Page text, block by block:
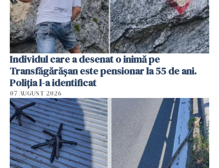
Individul care a desenat o inimă pe
Transfăgărășan este pensionar la 55 de ani.
Poliția l-a identificat
07 AUGUST 2026